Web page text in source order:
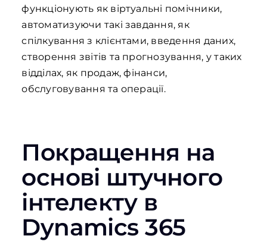
функціонують як віртуальні помічники,
автоматизуючи такі завдання, як
спілкування з клієнтами, введення даних,
створення звітів та прогнозування, у таких
відділах, як продаж, фінанси,
обслуговування та операції.
Покращення на
основі штучного
інтелектув
Dynamics 365